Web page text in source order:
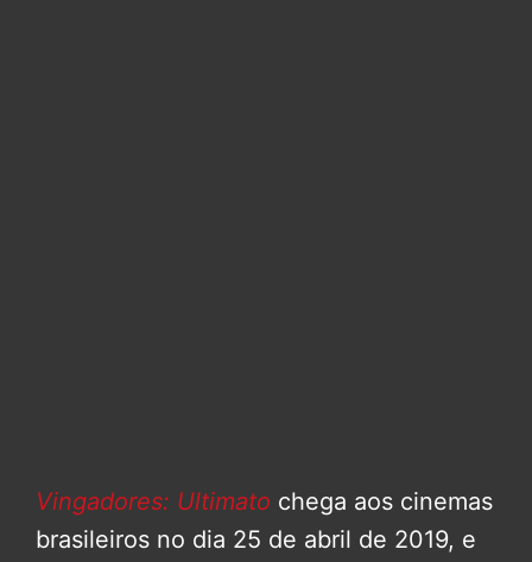
Vingadores: Ultimato chega aos cinemas
brasileiros no dia 25 de abril de 2019, e